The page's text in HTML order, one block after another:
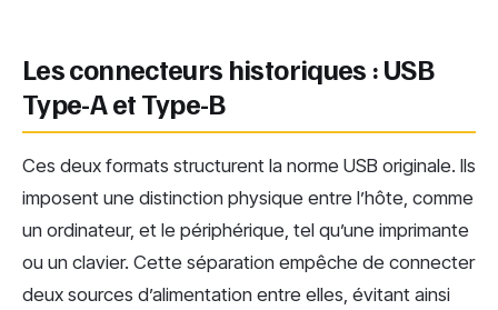
Les connecteurs historiques : USB
Type-A et Type-B
Ces deux formats structurent la norme USB originale. Ils
imposent une distinction physique entre l’hôte, comme
un ordinateur, et le périphérique, tel qu’une imprimante
ou un clavier. Cette séparation empêche de connecter
deux sources d’alimentation entre elles, évitant ainsi